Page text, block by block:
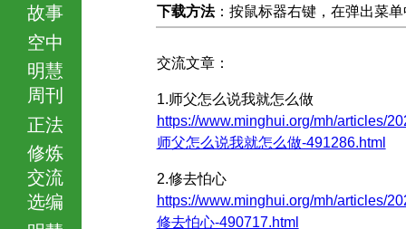
故事
空中
明慧
周刊
正法
修炼
交流
选编
下载方法：按鼠标器右键，在弹出菜
交流文章：
1.师父怎么说我就怎么做
https://www.minghui.org/mh/articles/
师父怎么说我就怎么做-491286.html
2.修去怕心
https://www.minghui.org/mh/articles/
修去怕心-490717.html